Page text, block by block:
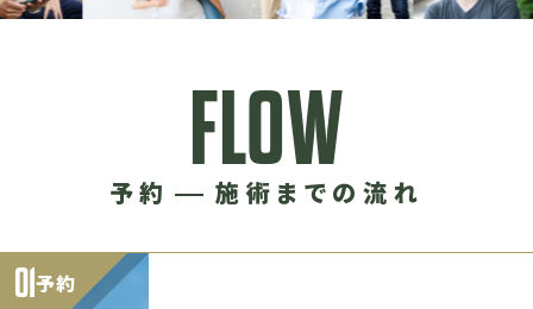
予約 施術までの流れ
FLOW
01予約